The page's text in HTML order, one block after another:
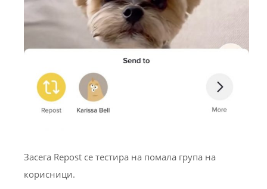
Засега Repost се тестира на помала група на
корисници.